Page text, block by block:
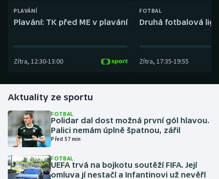
Curling
Golf
Gymnastika
Házená
Jezdectví
PLAVÁNÍ
Plavání: TK před ME v plavání
Zítra, 12:30-13:00
FOTBAL
Druhá fotbalová
Zítra, 17:35-19:55
Aktuality ze sportu
FOTBAL
Polidar dal dost možná první gól hlavou.
Palici nemám úplně špatnou, zářil
Před 57 min
FOTBAL
UEFA trvá na bojkotu soutěží FIFA. Její
omluva jí nestačí a Infantinovi už nevěří